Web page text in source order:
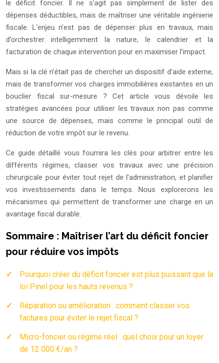
le déficit foncier. Il ne s’agit pas simplement de lister des
dépenses déductibles, mais de maîtriser une véritable ingénierie
fiscale. L’enjeu n’est pas de dépenser plus en travaux, mais
d’orchestrer intelligemment la nature, le calendrier et la
facturation de chaque intervention pour en maximiser l’impact.
Mais si la clé n’était pas de chercher un dispositif d’aide externe,
mais de transformer vos charges immobilières existantes en un
bouclier fiscal sur-mesure ? Cet article vous dévoile les
stratégies avancées pour utiliser les travaux non pas comme
une source de dépenses, mais comme le principal outil de
réduction de votre impôt sur le revenu.
Ce guide détaillé vous fournira les clés pour arbitrer entre les
différents régimes, classer vos travaux avec une précision
chirurgicale pour éviter tout rejet de l’administration, et planifier
vos investissements dans le temps. Nous explorerons les
mécanismes qui permettent de transformer une charge en un
avantage fiscal durable.
Sommaire : Maîtriser l’art du déficit foncier
pour réduire vos impôts
Pourquoi créer du déficit foncier est plus puissant que la
loi Pinel pour les hauts revenus ?
Réparation ou amélioration : comment classer vos
factures pour éviter le rejet fiscal ?
Micro-foncier ou régime réel : quel choix pour un loyer
de 12 000 €/an ?